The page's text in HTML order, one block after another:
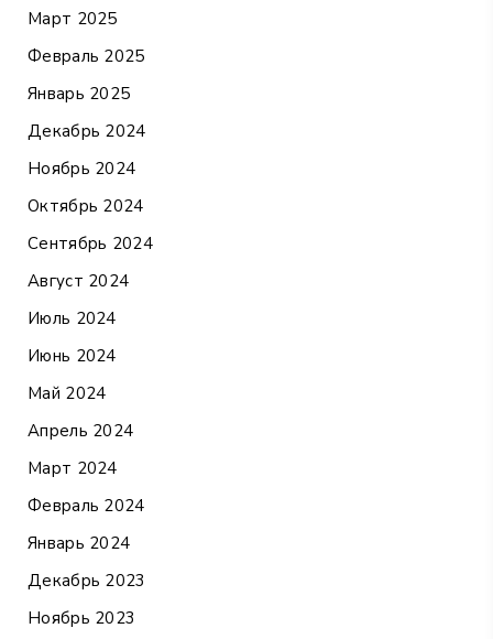
Март 2025
Февраль 2025
Январь 2025
Декабрь 2024
Ноябрь 2024
Октябрь 2024
Сентябрь 2024
Август 2024
Июль 2024
Июнь 2024
Май 2024
Апрель 2024
Март 2024
Февраль 2024
Январь 2024
Декабрь 2023
Ноябрь 2023